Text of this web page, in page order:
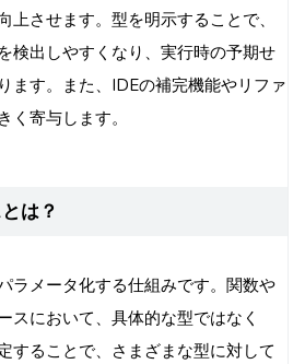
上させます。型を明示することで、
検出しやすくなり、実行時の予期せ
ます。また、IDEの補完機能やリファ
く寄与します。
は？
ラメータ化する仕組みです。関数や
スにおいて、具体的な型ではなく
することで、さまざまな型に対して